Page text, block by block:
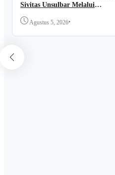
Sivitas Unsulbar Melalui
Agustus 5, 2026•